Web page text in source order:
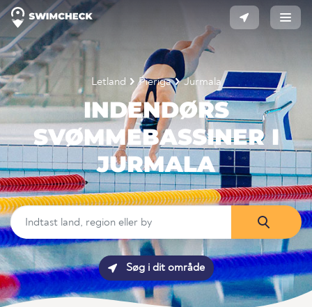
Letland Pieriga Jurmala
INDENDØRS
SVØMMEBASSINER I
JURMALA
Søg i dit område